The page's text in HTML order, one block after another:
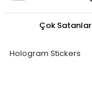
Çok Satanlar
Hologram Stickers